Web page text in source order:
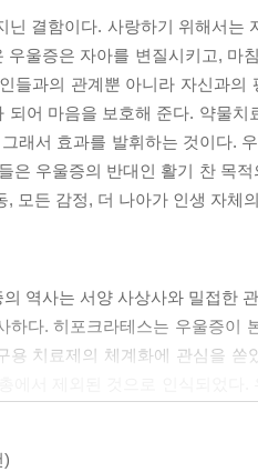
닌 결함이다. 사랑하기 위해서는
우울증은 자아를 변질시키고, 마
들과의 관계뿐 아니라 자신과
되어 마음을 보호해 준다. 약물
래서 효과를 발휘하는 것이다.
은 우울증의 반대인 활기 찬 목
, 모든 감정, 더 나아가 인생 자체
역사는 서양 사상사와 밀접한
하다. 히포크라테스는 우울증이
용 치료제의 체계화에 관심을
)